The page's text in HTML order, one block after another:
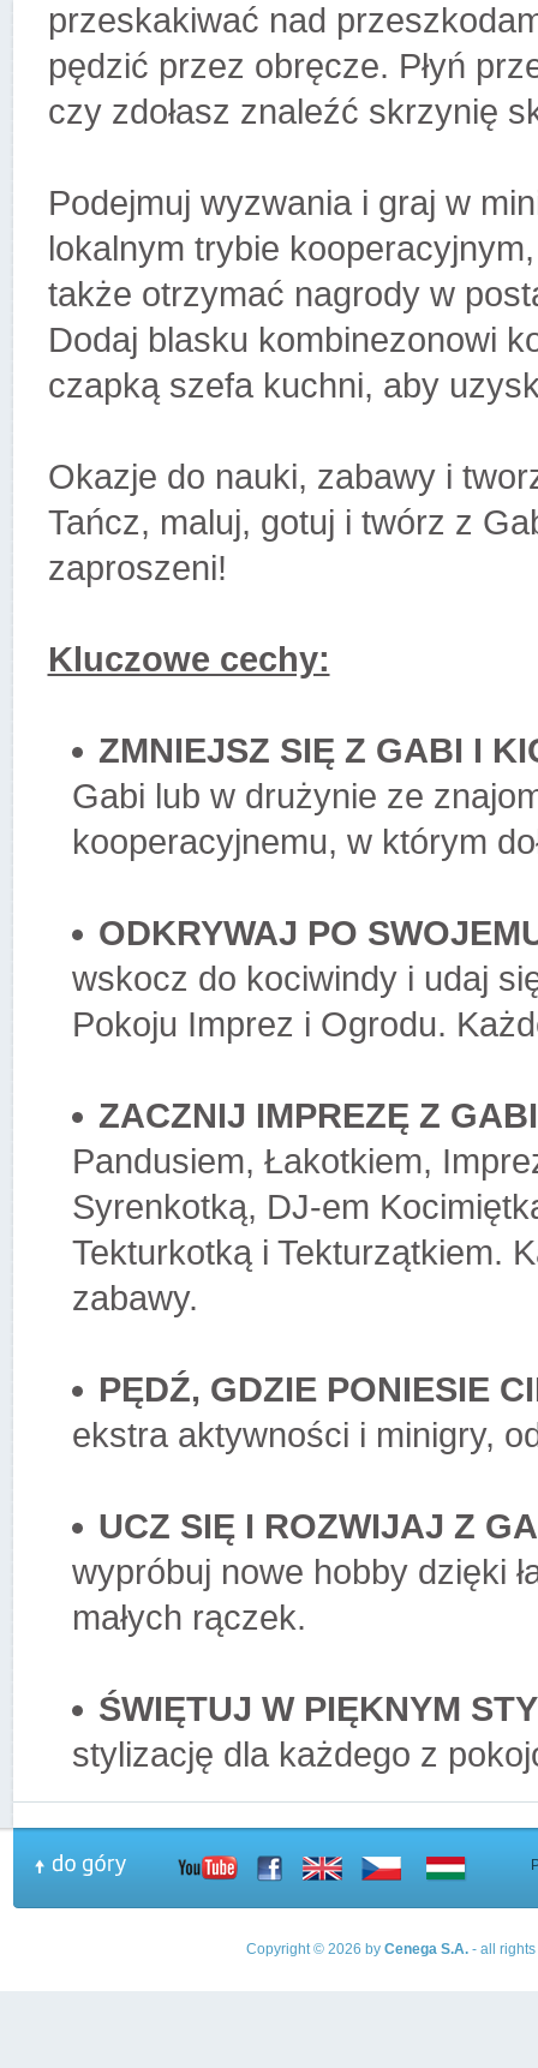
przeskakiwać nad
pędzić przez obręcze. Płyń
czy zdołasz znaleźć skrzynię
Podejmuj wyzwania i graj w
lokalnym trybie
także otrzymać nagrody w
Dodaj blasku kombinezonowi
czapką szefa kuchni, aby
Okazje do nauki, zabawy i
Tańcz, maluj, gotuj i twórz z
zaproszeni!
Kluczowe cechy:
ZMNIEJSZ SIĘ Z GABI I
Gabi lub w drużynie ze
kooperacyjnemu, w którym
ODKRYWAJ PO
wskocz do kociwindy i udaj
Pokoju Imprez i Ogrodu.
ZACZNIJ IMPREZĘ Z
Pandusiem, Łakotkiem,
Syrenkotką, DJ-em
Tekturkotką i Tekturzątkiem.
zabawy.
PĘDŹ, GDZIE PONIESIE
ekstra aktywności i minigry,
UCZ SIĘ I ROZWIJAJ Z
wypróbuj nowe hobby dzięki
małych rączek.
ŚWIĘTUJ W PIĘKNYM
stylizację dla każdego z
Copyright © 2026 by Cenega S.A.- all rights